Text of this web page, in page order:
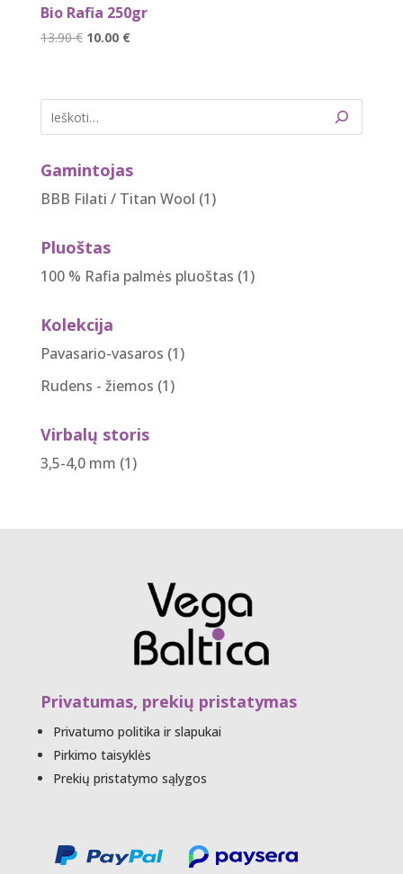
Bio Rafia 250gr
13.90€ Original
13.90 €.
10.00 €Current
10.00 €.
Gamintojas
BBB Filati / Titan Wool (1)
Pluoštas
100 % Rafia palmės pluoštas (1)
Kolekcija
Pavasario-vasaros (1)
Rudens - žiemos (1)
Virbalų storis
3,5-4,0 mm (1)
Privatumas, prekių pristatymas
Privatumo politika ir slapukai
Pirkimo taisyklės
Prekių pristatymo sąlygos